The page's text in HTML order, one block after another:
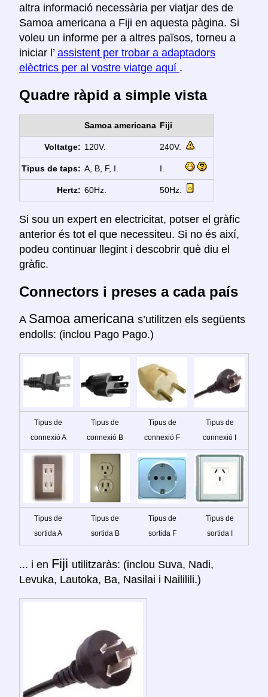
altra informació necessària per viatjar des de
Samoa americana a Fiji en aquesta pàgina. Si
voleu un informe per a altres països, torneu a
iniciar l’ assistent per trobar a adaptadors
elèctrics per al vostre viatge aquí .
Quadre ràpid a simple vista
Samoa americana Fiji
Voltatge: 120V. 240V.
Tipus de taps: A, B, F, I. I.
Hertz: 60Hz. 50Hz.
Si sou un expert en electricitat, potser el gràfic
anterior és tot el que necessiteu. Si no és així,
podeu continuar llegint i descobrir què diu el
gràfic.
Connectors i preses a cada país
A Samoa americana s’utilitzen els següents
endolls: (inclou Pago Pago.)
Tipus de
connexió A
Tipus de
connexió B
Tipus de
connexió F
Tipus de
connexió I
Tipus de
sortida A
Tipus de
sortida B
Tipus de
sortida F
Tipus de
sortida I
... i en Fiji utilitzaràs: (inclou Suva, Nadi,
Levuka, Lautoka, Ba, Nasilai i Naililili.)